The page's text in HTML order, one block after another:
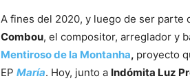
A fines del 2020, y luego de ser parte
Combou, el compositor, arreglador y
Mentiroso de la Montanha, proyecto
EP María. Hoy, junto a Indómita Luz